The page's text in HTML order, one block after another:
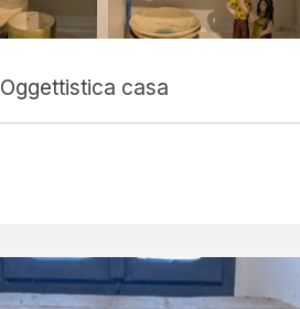
Oggettistica casa